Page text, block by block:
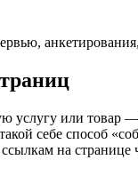
услугу или товар
себе способ
на